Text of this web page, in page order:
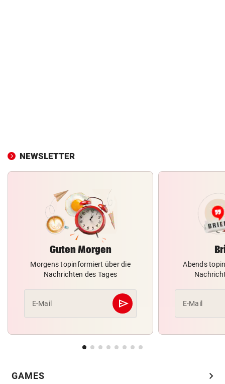
NEWSLETTER
Guten Morgen
Morgens topinformiert über die
Nachrichten des Tages
E-Mail send
Abschicken
Abends
E-Mail
GAMES chevron_right